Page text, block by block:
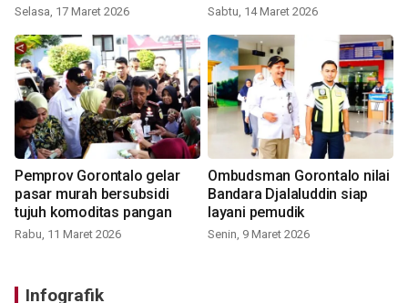
Selasa, 17 Maret 2026 Sabtu, 14 Maret 2026
Pemprov Gorontalo gelar
pasar murah bersubsidi
tujuh komoditas pangan
Rabu, 11 Maret 2026
Ombudsman Gorontalo nilai
Bandara Djalaluddin siap
layani pemudik
Senin, 9 Maret 2026
Infografik